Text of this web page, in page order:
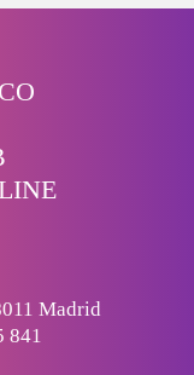
Madrid
841